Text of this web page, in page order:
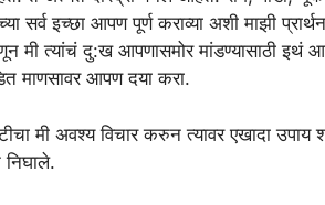
सर्व इच्छा आपण पूर्ण कराव्या अशी माझी
मी त्यांचं दु:ख आपणासमोर मांडण्यासाठी
माणसावर आपण दया करा.
मी अवश्य विचार करुन त्यावर एखादा
निघाले.